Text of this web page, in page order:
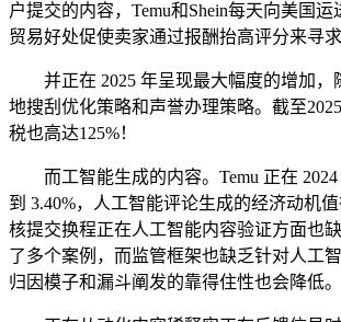
户提交的内容，Temu和Shein每天向美国
贸易好处促使卖家通过报酬抬高评分来寻
并正在 2025 年呈现最大幅度的增加，随
地搜刮优化策略和声誉办理策略。截至
税也高达125%！
而工智能生成的内容。Temu 正在 2024
到 3.40%，人工智能评论生成的经济动机
核提交换程正在人工智能内容验证方面也
了多个案例，而监管框架也缺乏针对人工
归因模子和漏斗阐发的靠得住性也会降低